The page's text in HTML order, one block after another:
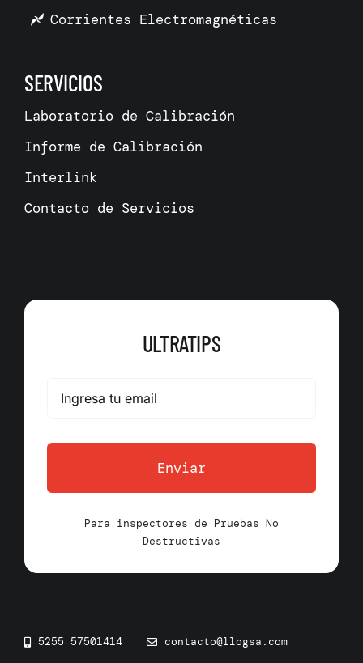
Corrientes Electromagnéticas
SERVICIOS
Laboratorio de Calibración
Informe de Calibración
Interlink
Contacto de Servicios
ULTRATIPS
Enviar
Para inspectores de Pruebas No
Destructivas
5255 57501414 contacto@llogsa.com